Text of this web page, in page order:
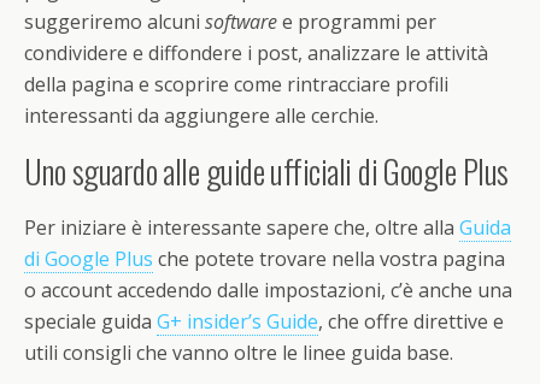
suggeriremo alcuni softwaree programmi per
condividere e diffondere i post, analizzare le attività
della pagina e scoprire come rintracciare profili
interessanti da aggiungere alle cerchie.
Uno sguardo alle guide ufficiali di Google Plus
Per iniziare è interessante sapere che, oltre alla Guida
di Google Plus che potete trovare nella vostra pagina
o account accedendo dalle impostazioni, c’è anche una
speciale guida G+ insider’s Guide, che offre direttive e
utili consigli che vanno oltre le linee guida base.